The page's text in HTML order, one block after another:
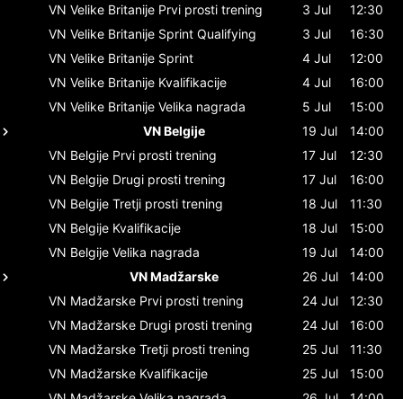
VN Velike Britanije Prvi prosti trening 3 Jul
12:30
VN Velike Britanije Sprint Qualifying 3 Jul
16:30
VN Velike Britanije Sprint 4 Jul
12:00
VN Velike Britanije Kvalifikacije 4 Jul
16:00
VN Velike Britanije Velika nagrada 5 Jul
15:00
VN Belgije
19 Jul
14:00
VN Belgije Prvi prosti trening 17 Jul
12:30
VN Belgije Drugi prosti trening 17 Jul
16:00
VN Belgije Tretji prosti trening 18 Jul
11:30
VN Belgije Kvalifikacije 18 Jul
15:00
VN Belgije Velika nagrada 19 Jul
14:00
VN Madžarske
26 Jul
14:00
VN Madžarske Prvi prosti trening 24 Jul
12:30
VN Madžarske Drugi prosti trening 24 Jul
16:00
VN Madžarske Tretji prosti trening 25 Jul
11:30
VN Madžarske Kvalifikacije 25 Jul
15:00